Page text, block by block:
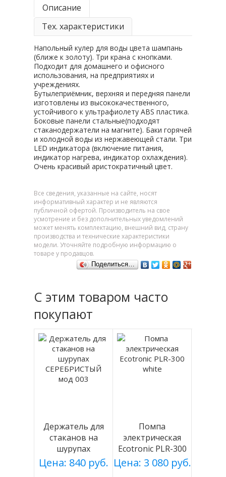
Описание
Тех. характеристики
Напольный кулер для воды цвета шампань
(ближе к золоту). Три крана с кнопками.
Подходит для домашнего и офисного
использования, на предприятиях и
учреждениях.
Бутылеприёмник, верхняя и передняя панели
изготовлены из высококачественного,
устойчивого к ультрафиолету ABS пластика.
Боковые панели стальные(подходят
стаканодержатели на магните). Баки горячей
и холодной воды из нержавеющей стали. Три
LED индикатора (включение питания,
индикатор нагрева, индикатор охлаждения).
Очень красивый аристократичный цвет.
Все сведения, указанные на сайте, носят
информативный характер и не являются
публичной офертой. Производитель на свое
усмотрение и без дополнительных уведомлений
может менять комплектацию, внешний вид, страну
производства и технические характеристики
модели. Уточняйте подробную информацию о
товаре у продавцов.
Поделиться…
С этим товаром часто
покупают
Держатель для
стаканов на
шурупах
СЕРЕБРИСТЫЙ
мод 003
Цена: 840 руб.
Помпа
электрическая
Ecotronic PLR-300
white
Цена: 3 080 руб.